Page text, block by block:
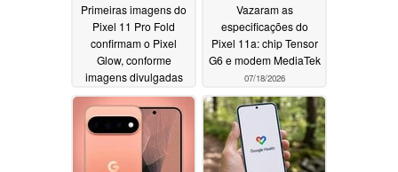
Primeiras imagens do
Pixel 11 Pro Fold
confirmam o Pixel
Glow, conforme
imagens divulgadas
pela imprensa vazam
07/31/2026
Vazaram as
especificações do
Pixel 11a: chip Tensor
G6 e modem MediaTek
07/18/2026